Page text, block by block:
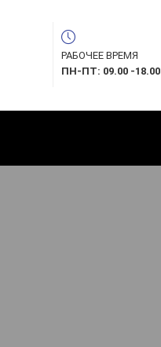
РАБОЧЕЕ ВРЕМЯ
ПН-ПТ: 09.00 -18.00